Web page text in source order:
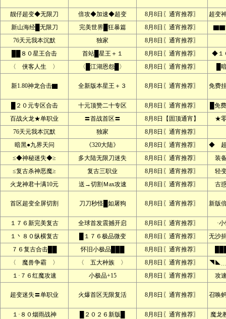
靓仔超变◆无限刀 倍攻◆加速◆超变 8月8日〖通宵推荐〗
超变
新山海经█无限刀
完美世界█狂暴篇 8月8日〖通宵推荐〗
76天元我本沉默
独家
8月8日〖通宵推荐〗
██８０星王合击
首站█星王＋１ 8月8日〖通宵推荐〗
◆１
〈 侠客人生 〉
〈█江湖恩怨█〉 8月8日〖通宵推荐〗 █
新1.80神龙合击▇ 全新版本星王＋３ 8月8日〖通宵推荐〗 免费
█２０元专区合击 十元顶赞二十专区 8月8日〖通宵推荐〗
█免
百战火龙★单职业
〓首战首区〓 8月8日【固顶通宵】
★
76天元我本沉默
独家
8月8日〖通宵推荐〗
暗黑●九界天问
《320大陆》 8月8日〖通宵推荐〗
◆ 超
≤◆神秘迷失◆≥
多大陆无限刀迷失 8月8日〖通宵推荐〗
装
≤复古杀神恶魔≥
复古三职业 8月8日〖通宵推荐〗
轻
火龙神君╋满10元
送→切割Ｍax攻速 8月8日〖通宵推荐〗 古
首区超变全屏切割 刀刀秒怪█如屠狗 8月8日〖通宵推荐〗 新版
１７６新完美复古 全球首发震撼开启 8月8日〖通宵推荐〗
·
１丶８０纵横复古
█１７６极品微变 8月8日〖通宵推荐〗
无沙
７６复古合击██
怀旧小极品███ 8月8日〖通宵推荐〗
〈 魔兽争霸 〉
〈 五大种族 〉 8月8日〖通宵推荐〗
１·７６红魔攻速
小极品+15 8月8日〖通宵推荐〗 攻
超变迷失〓单职业 火爆首区无限复活 8月8日〖通宵推荐〗 召唤
１·８０烟雨战神 █２０２６新版█ 8月8日〖通宵推荐〗 魔龙